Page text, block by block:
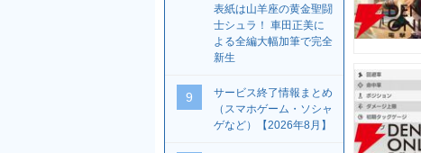
表紙は山羊座の黄金聖闘
士シュラ！ 車田正美に
よる全編大幅加筆で完全
新生
9
サービス終了情報まとめ
（スマホゲーム・ソシャ
ゲなど）【2026年8月】